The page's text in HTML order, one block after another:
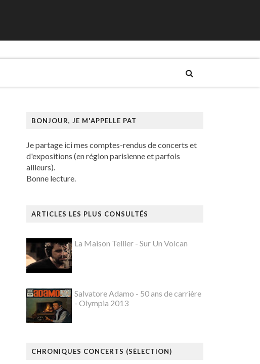
BONJOUR, JE M'APPELLE PAT
Je partage ici mes comptes-rendus de concerts et
d'expositions (en région parisienne et parfois
ailleurs).
Bonne lecture.
ARTICLES LES PLUS CONSULTÉS
La Maison Tellier - Sur Un Volcan
Salvatore Adamo - 50 ans de carrière
- Olympia 2013
CHRONIQUES CONCERTS (SÉLECTION)